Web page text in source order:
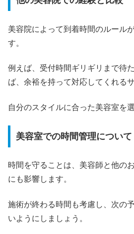
美容院によって到着時間のルール
す。
例えば、受付時間ギリギリまで待
ば、余裕を持って対応してくれる
自分のスタイルに合った美容室を
美容室での時間管理について
時間を守ることは、美容師と他の
にも影響します。
施術が終わる時間も考慮し、次の
いようにしましょう。